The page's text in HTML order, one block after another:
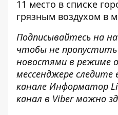
11 место в списке
грязным воздухом в
Подписывайтесь на
чтобы не
новостями в режиме
мессенджере следите
канале Информатор
канал в Viber можно